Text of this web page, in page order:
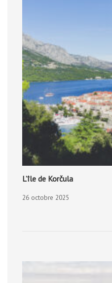
L’île de Korčula
26 octobre 2025